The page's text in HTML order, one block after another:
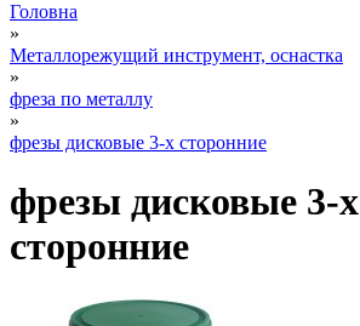
Головна
»
Металлорежущий инструмент, оснастка
»
фреза по металлу
»
фрезы дисковые 3-х сторонние
фрезы дисковые 3-х
сторонние